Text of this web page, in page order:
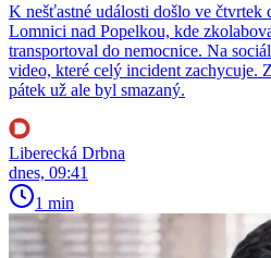
K nešťastné události došlo ve čtvrtek
Lomnici nad Popelkou, kde
transportoval do nemocnice. Na
video, které celý incident zachycuje.
pátek už ale byl smazaný.
Liberecká Drbna
dnes, 09:41
1 min